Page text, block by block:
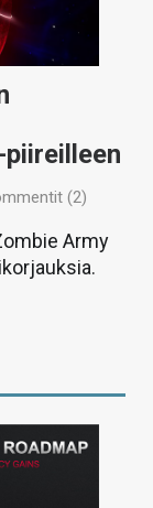
(2)
Army